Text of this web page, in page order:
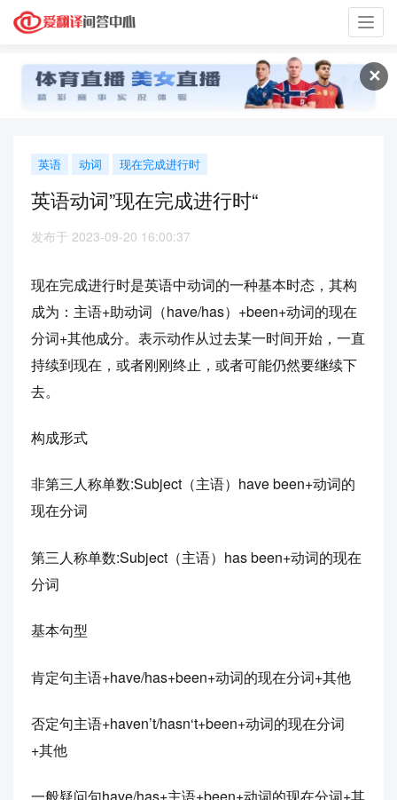
✕
英语 动词 现在完成进行时
英语动词”现在完成进行时“
发布于 2023-09-20 16:00:37
现在完成进行时是英语中动词的一种基本时态，其构
成为：主语+助动词（have/has）+been+动词的现在
分词+其他成分。表示动作从过去某一时间开始，一直
持续到现在，或者刚刚终止，或者可能仍然要继续下
去。
构成形式
非第三人称单数:Subject（主语）have been+动词的
现在分词
第三人称单数:Subject（主语）has been+动词的现在
分词
基本句型
肯定句主语+have/has+been+动词的现在分词+其他
否定句主语+haven’t/hasn‘t+been+动词的现在分词
+其他